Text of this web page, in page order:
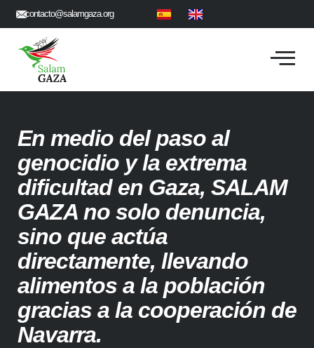
contacto@salamgaza.org
En medio del paso al
genocidio y la extrema
dificultad en Gaza, SALAM
GAZA no solo denuncia,
sino que actúa
directamente, llevando
alimentos a la población
gracias a la cooperación de
Navarra.